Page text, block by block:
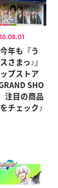
年も『う
さまっ♪』
プストア
SHO
目の商品
チェック♪